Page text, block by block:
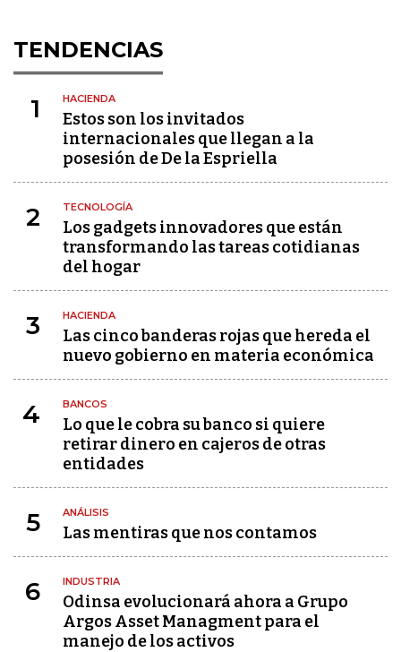
TENDENCIAS
1 HACIENDA
Estos son los invitados
internacionales que llegan a la
posesión de De la Espriella
2 TECNOLOGÍA
Los gadgets innovadores que están
transformando las tareas cotidianas
del hogar
3 HACIENDA
Las cinco banderas rojas que hereda el
nuevo gobierno en materia económica
4 BANCOS
Lo que le cobra su banco si quiere
retirar dinero en cajeros de otras
entidades
5 ANÁLISIS
Las mentiras que nos contamos
6 INDUSTRIA
Odinsa evolucionará ahora a Grupo
Argos Asset Managment para el
manejo de los activos